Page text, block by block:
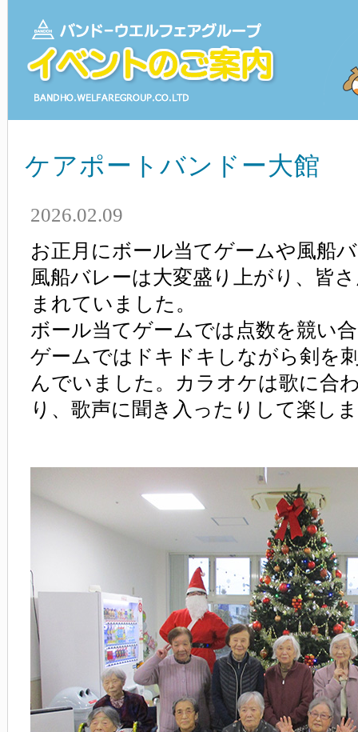
ケアポートバンドー大館
2026.02.09
お正月にボール当てゲームや風船
風船バレーは大変盛り上がり、皆
まれていました。
ボール当てゲームでは点数を競い
ゲームではドキドキしながら剣を
んでいました。カラオケは歌に合
り、歌声に聞き入ったりして楽し